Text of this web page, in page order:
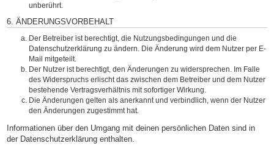
unberührt.
6. ÄNDERUNGSVORBEHALT
Der Betreiber ist berechtigt, die Nutzungsbedingungen und die
Datenschutzerklärung zu ändern. Die Änderung wird dem Nutzer per E-
Mail mitgeteilt.
Der Nutzer ist berechtigt, den Änderungen zu widersprechen. Im Falle
des Widerspruchs erlischt das zwischen dem Betreiber und dem Nutzer
bestehende Vertragsverhältnis mit sofortiger Wirkung.
Die Änderungen gelten als anerkannt und verbindlich, wenn der Nutzer
den Änderungen zugestimmt hat.
Informationen über den Umgang mit deinen persönlichen Daten sind in
der Datenschutzerklärung enthalten.